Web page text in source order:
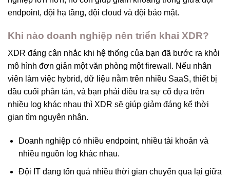
endpoint, đội hạ tầng, đội cloud và đội bảo mật.
Khi nào doanh nghiệp nên triển khai XDR?
XDR đáng cân nhắc khi hệ thống của bạn đã bước ra khỏi
mô hình đơn giản một văn phòng một firewall. Nếu nhân
viên làm việc hybrid, dữ liệu nằm trên nhiều SaaS, thiết bị
đầu cuối phân tán, và bạn phải điều tra sự cố dựa trên
nhiều log khác nhau thì XDR sẽ giúp giảm đáng kể thời
gian tìm nguyên nhân.
Doanh nghiệp có nhiều endpoint, nhiều tài khoản và
nhiều nguồn log khác nhau.
Đội IT đang tốn quá nhiều thời gian chuyển qua lại giữa